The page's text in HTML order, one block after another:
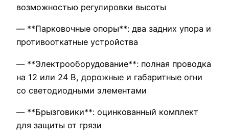
возможностью регулировки высоты
— **Парковочные опоры**: два задних упора и
противооткатные устройства
— **Электрооборудование**: полная проводка
на 12 или 24 В, дорожные и габаритные огни
со светодиодными элементами
— **Брызговики**: оцинкованный комплект
для защиты от грязи